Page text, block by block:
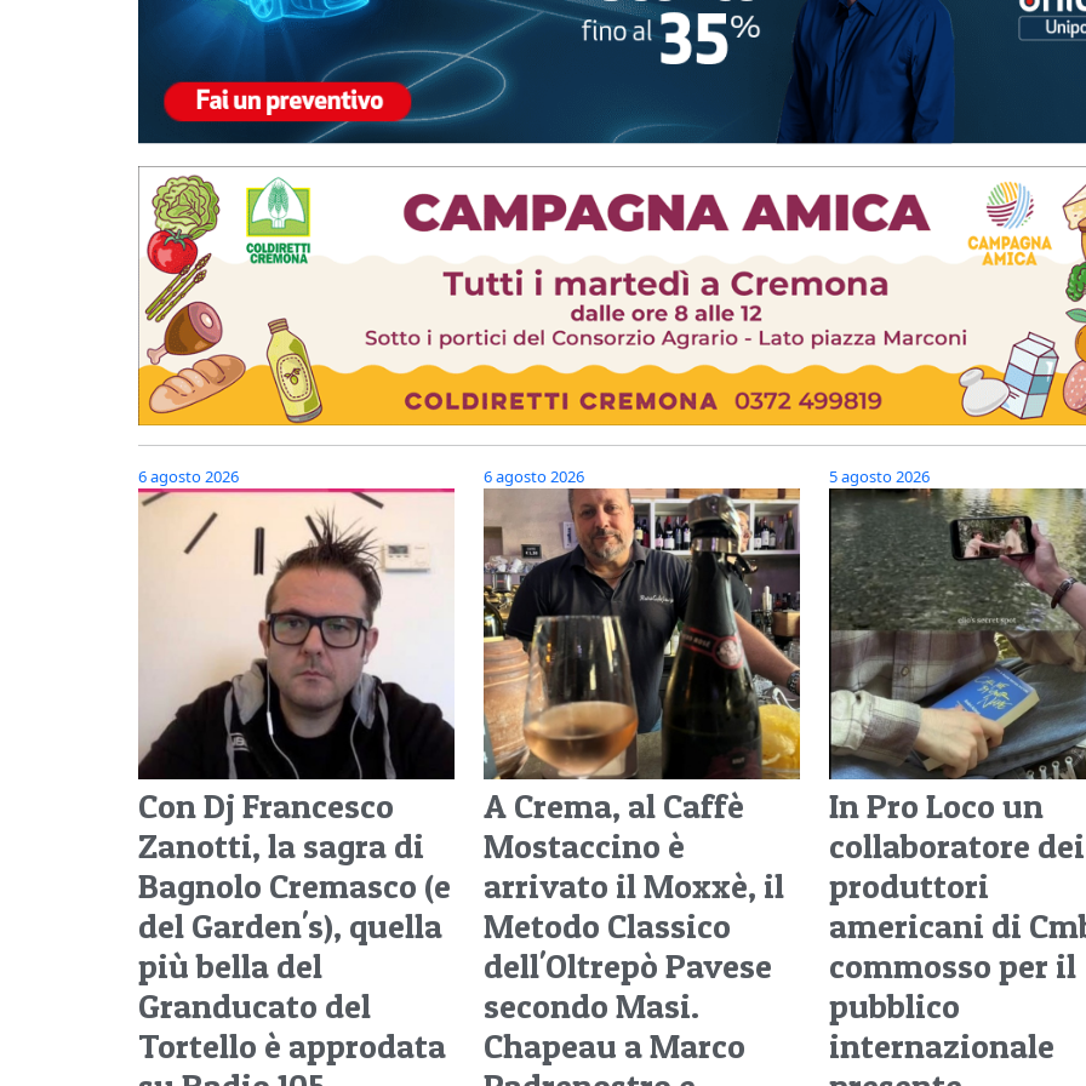
6 agosto 2026
Con Dj Francesco
Zanotti, la sagra di
Bagnolo Cremasco (e
del Garden's), quella
più bella del
Granducato del
Tortello è approdata
6 agosto 2026
A Crema, al Caffè
Mostaccino è
arrivato il Moxxè, il
Metodo Classico
dell'Oltrepò Pavese
secondo Masi.
Chapeau a Marco
5 agosto 2026
In Pro Loco un
collaboratore dei
produttori
americani di
commosso per il
pubblico
internazionale